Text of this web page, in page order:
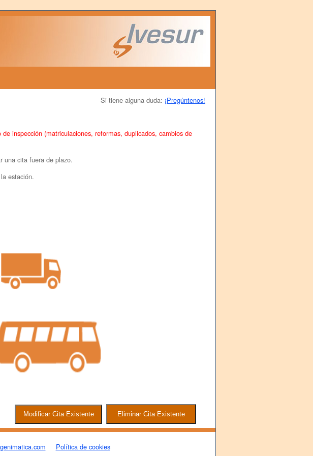
Si tiene alguna duda: ¡Pregúntenos!
inspección (matriculaciones, reformas, duplicados, cambios de
una cita fuera de plazo.
estación.
Política de cookies